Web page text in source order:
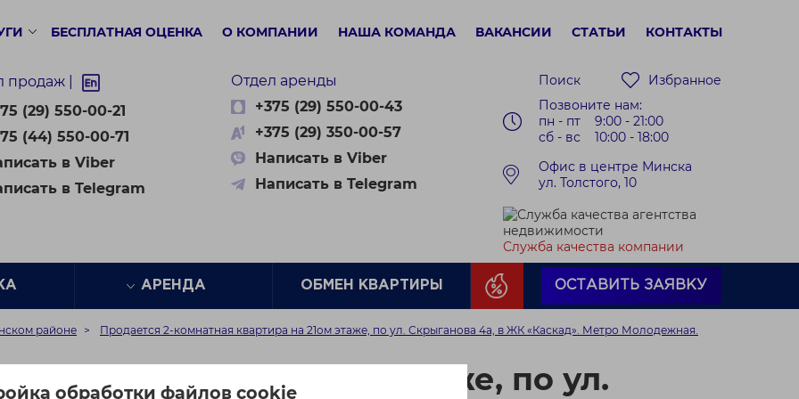
обработки файлов cookie
БЕСПЛАТНАЯ ОЦЕНКА О КОМПАНИИ НАША КОМАНДА ВАКАНСИИ СТАТЬИ КОНТАКТЫ
продаж |
(29) 550-00-21
(44) 550-00-71
в Viber
в Telegram
Отдел аренды
+375 (29) 550-00-43
+375 (29) 350-00-57
Написать в Viber
Написать в Telegram
Поиск
Избранное
Позвоните нам:
пн - пт 9:00 - 21:00
сб - вс 10:00 - 18:00
Офис в центре Минска
ул. Толстого, 10
Служба качества компании
АРЕНДА ОБМЕН КВАРТИРЫ ОСТАВИТЬ ЗАЯВКУ
районе Продается 2-комнатная квартира на 21ом этаже, по ул. Скрыганова 4а, в ЖК «Каскад». Метро Молодежная.
квартира на 21ом этаже, по ул.